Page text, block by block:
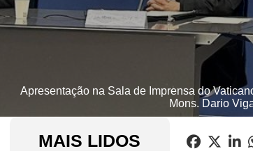
Apresentação na Sala de Imprensa do
Mons. Dario
MAIS LIDOS